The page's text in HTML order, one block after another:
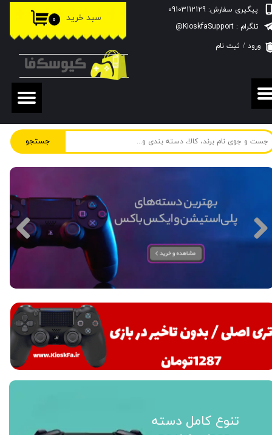
جستجو
پیگیری سفارش: 09103112129
۰ سبد خرید
ورود / ثبت نام
حساب کاربری من
تغییر گذر واژه
سفارشات
خروج از حساب کاربری
تلگرام : KioskfaSupport@
تنوع کامل دسته